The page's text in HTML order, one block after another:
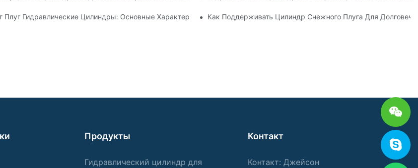
Цилиндра
Плуг Гидравлические Цилиндры: Основные Характеристики Для Суровых Зимних Условиях
Как Поддерживать Цилиндр Снежного Плуга Для
Продукты
Гидравлический цилиндр для
Контакт
Контакт: Джейсон